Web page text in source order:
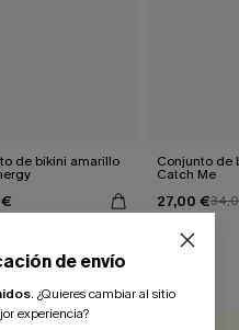
de bikini amarillo Conjunto de
Catch Me
27,00 €
CLIENTES
de envío
. ¿Quieres cambiar al sitio
experiencia?